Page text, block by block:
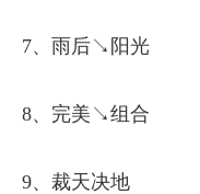
7、雨后↘阳光
8、完美↘组合
9、裁天决地